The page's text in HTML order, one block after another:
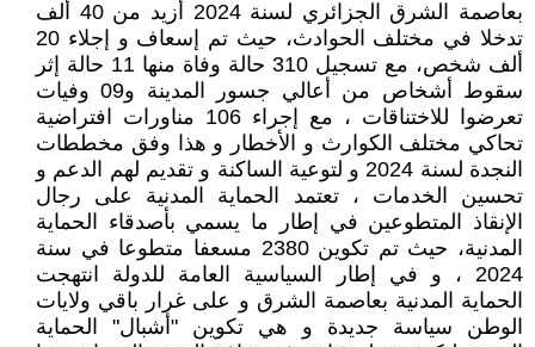
بعاصمة الشرق الجزائري لسنة 2024 أزيد من 40 ألف
تدخلا في مختلف الحوادث، حيث تم إسعاف و إجلاء 20
ألف شخص، مع تسجيل 310 حالة وفاة منها 11 حالة إثر
سقوط أشخاص من أعالي جسور المدينة و09 وفيات
تعرضوا للاختناقات ، مع إجراء 106 مناورات افتراضية
تحاكي مختلف الكوارث و الأخطار و هذا وفق مخططات
النجدة لسنة 2024 و لتوعية الساكنة و تقديم لهم الدعم و
تحسين الخدمات ، تعتمد الحماية المدنية على رجال
الإنقاذ المتطوعين في إطار ما يسمي بأصدقاء الحماية
المدنية، حيث تم تكوين 2380 مسعفا متطوعا في سنة
2024 ، و في إطار السياسية العامة للدولة انتهجت
الحماية المدنية بعاصمة الشرق و على غرار باقي ولايات
الوطن سياسة جديدة و هي تكوين "أشبال" الحماية